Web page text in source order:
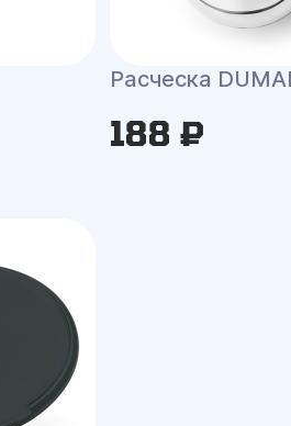
Расческа
188 ₽